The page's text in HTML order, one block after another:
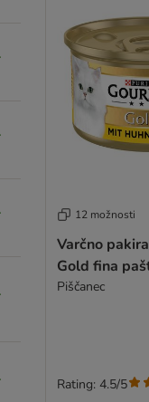
12 možnosti
Varčno
Gold fina
Piščanec
Rating: 4.5/5